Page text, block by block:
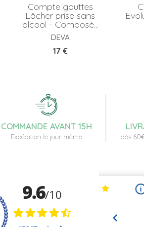
Compte gouttes
Lâcher prise sans
alcool - Composé...
DEVA
Prix
17 €
COMMANDE AVANT 15H
Expédition le jour même dès